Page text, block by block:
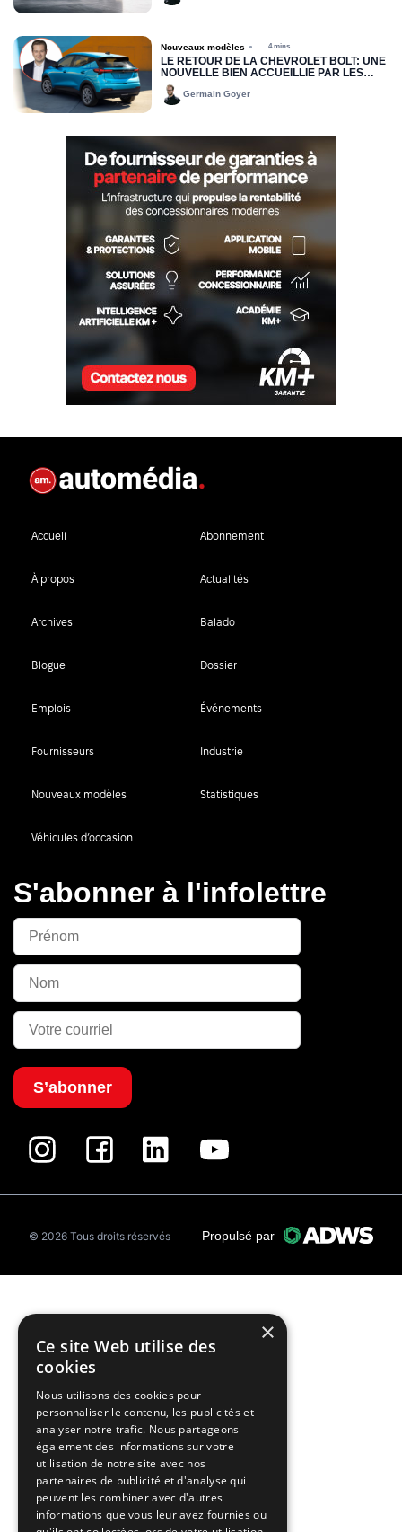
Nouveaux modèles 4 mins
LE RETOUR DE LA CHEVROLET BOLT: UNE
NOUVELLE BIEN ACCUEILLIE PAR LES
CONCESSIONNAIRES
Germain Goyer
Accueil Abonnement
À propos Actualités
Archives Balado
Blogue Dossier
Emplois Événements
Fournisseurs Industrie
Nouveaux modèles Statistiques
Véhicules d’occasion
S'abonner à l'infolettre
S’abonner
© 2026 Tous droits réservés Propulsé par
×
Ce site Web utilise des
cookies
Nous utilisons des cookies pour
personnaliser le contenu, les publicités et
analyser notre trafic. Nous partageons
également des informations sur votre
utilisation de notre site avec nos
partenaires de publicité et d'analyse qui
peuvent les combiner avec d'autres
informations que vous leur avez fournies ou